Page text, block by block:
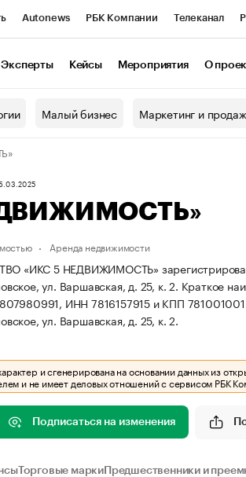
Autonews РБК Компании Телеканал
Эксперты Кейсы Мероприятия О
Малый бизнес Маркетинг и
Аренда недвижимости
5 НЕДВИЖИМОСТЬ»
ул. Варшавская, д. 25, к. 2. Краткое
ИНН 7816157915 и КПП
ул. Варшавская, д. 25, к. 2.
и сгенерирована на основании данных из
и не имеет деловых отношений с сервисом РБК
Подписаться на изменения
Торговые марки Предшественники и